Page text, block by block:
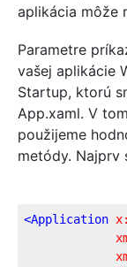
aplikácia môže
Parametre
vašej aplikácie
Startup, ktorú
App.xaml. V
použijeme
metódy. Najprv
<Application